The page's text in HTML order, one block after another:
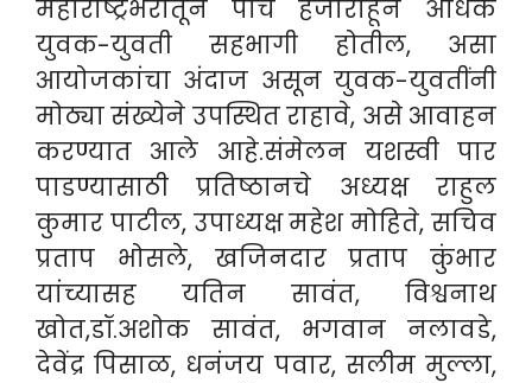
महाराष्ट्रभरातून पाच हजारांहून अधिक
युवक-युवती सहभागी होतील, असा
आयोजकांचा अंदाज असून युवक-युवतींनी
मोठ्या संख्येने उपस्थित राहावे, असे आवाहन
करण्यात आले आहे.संमेलन यशस्वी पार
पाडण्यासाठी प्रतिष्ठानचे अध्यक्ष राहुल
कुमार पाटील, उपाध्यक्ष महेश मोहिते, सचिव
प्रताप भोसले, खजिनदार प्रताप कुंभार
यांच्यासह यतिन सावंत, विश्वनाथ
खोत,डॉ.अशोक सावंत, भगवान नलावडे,
देवेंद्र पिसाळ, धनंजय पवार, सलीम मुल्ला,